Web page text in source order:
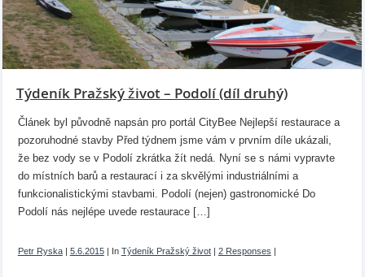
Týdeník Pražský život – Podolí (díl druhý)
Článek byl původně napsán pro portál CityBee Nejlepší restaurace a
pozoruhodné stavby Před týdnem jsme vám v prvním díle ukázali,
že bez vody se v Podolí zkrátka žít nedá. Nyní se s námi vypravte
do místních barů a restaurací i za skvělými industriálními a
funkcionalistickými stavbami. Podolí (nejen) gastronomické Do
Podolí nás nejlépe uvede restaurace […]
Petr Ryska| 5.6.2015| In Týdeník Pražský život| 2 Responses |